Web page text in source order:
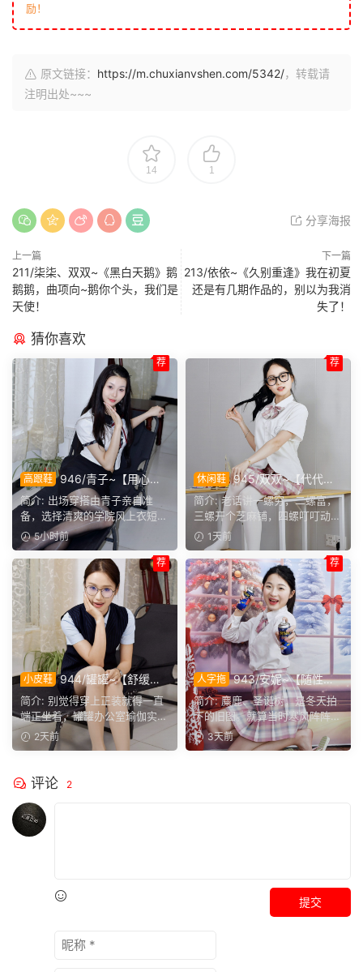
励！
原文链接： https://m.chuxianvshen.com/5342/，转载请
注明出处~~~
14 1
分享海报
上一篇
211/柒柒、双双~《黑白天鹅》鹅
鹅鹅，曲项向~鹅你个头，我们是
天使！
下一篇
213/依依~《久别重逢》我在初夏
还是有几期作品的，别以为我消
失了！
猜你喜欢
高跟鞋
946/青子~【用心准
备】来看青子亲自准备的整套
穿搭，经典学院风上身，这套
上身效果很合意。
简介: 出场穿搭由青子亲自准
备，选择清爽的学院风上衣短
裙。两双同款材质的袜子，...
5小时前
荐
休闲鞋 945/双双~【代代相
传】提起手指螺纹的老话，不
少人小时候都听过，大家还能
回忆起几句？
简介: 老话讲一螺穷，二螺富，
三螺开个芝麻铺，四螺叮叮动，
五螺挑屎桶。和双双聊...
1天前
荐
小皮鞋 944/罐罐~【舒缓筋
骨】谁说正装不方便舒展肢
体，干练得体的职场装束，练
瑜伽完全不受影响。
简介: 别觉得穿上正装就得一直
端正坐着，罐罐办公室瑜伽实拍
来啦。就算一身正装，...
2天前
荐
人字拖 943/安妮~【随性悦
己】不必被季节左右穿搭，喜
欢没有时间界限，无论什么时
候，都可以穿上小裙子
简介: 麋鹿、圣诞树，是冬天拍
下的旧图。就算当时寒风阵阵，
也少不了学院风百褶裙...
3天前
荐
评论 2
提交